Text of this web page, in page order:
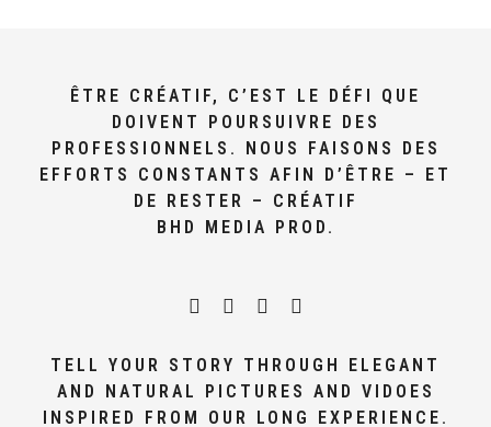
ÊTRE CRÉATIF, C’EST LE DÉFI QUE
DOIVENT POURSUIVRE DES
PROFESSIONNELS. NOUS FAISONS DES
EFFORTS CONSTANTS AFIN D’ÊTRE – ET
DE RESTER – CRÉATIF
BHD MEDIA PROD.
TELL YOUR STORY THROUGH ELEGANT
AND NATURAL PICTURES AND VIDOES
INSPIRED FROM OUR LONG EXPERIENCE.